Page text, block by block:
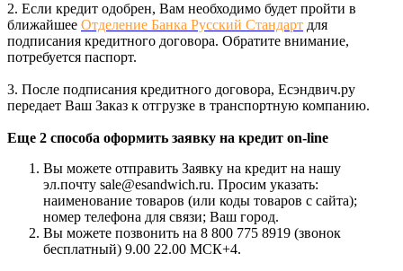
2. Если кредит одобрен, Вам необходимо будет пройти в
ближайшее Отделение Банка Русский Стандарт для
подписания кредитного договора. Обратите внимание,
потребуется паспорт.
3. После подписания кредитного договора, Есэндвич.ру
передает Ваш Заказ к отгрузке в транспортную компанию.
Еще 2 способа оформить заявку на кредит on-line
Вы можете отправить Заявку на кредит на нашу
эл.почту sale@esandwich.ru. Просим указать:
наименование товаров (или коды товаров с сайта);
номер телефона для связи; Ваш город.
Вы можете позвонить на 8 800 775 8919 (звонок
бесплатный) 9.00 22.00 МСК+4.